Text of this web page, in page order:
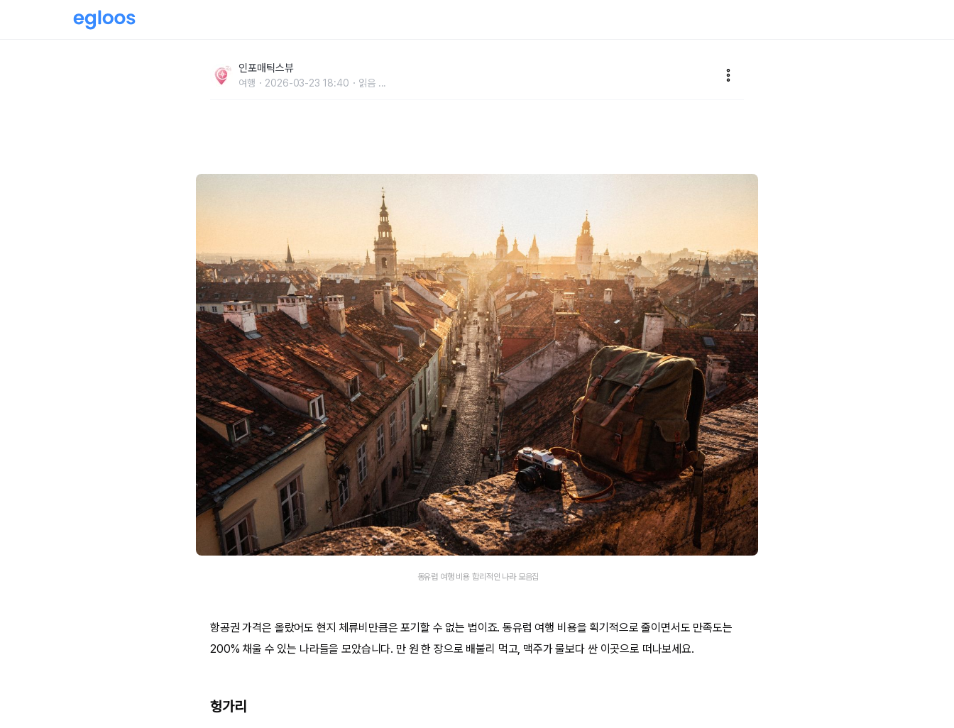
인포매틱스뷰
여행 2026-03-23 18:40 읽음 ...
동유럽 여행 비용 합리적인 나라 모음집
항공권 가격은 올랐어도 현지 체류비만큼은 포기할 수 없는 법이죠. 동유럽 여행 비용을 획기적으로 줄이면서도 만족도는
200% 채울 수 있는 나라들을 모았습니다. 만 원 한 장으로 배불리 먹고, 맥주가 물보다 싼 이곳으로 떠나보세요.
헝가리